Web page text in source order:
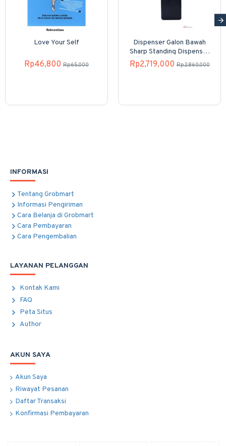
Love Your Self
Rp46,800 Rp65,000
Dispenser Galon Bawah
Sharp Standing Dispenser
SWD-82EHL-PB
Rp2,719,000 Rp2,860,000
INFORMASI
Tentang Grobmart
Informasi Pengiriman
Cara Belanja di Grobmart
Cara Pembayaran
Cara Pengembalian
LAYANAN PELANGGAN
Kontak Kami
FAQ
Peta Situs
Author
AKUN SAYA
Akun Saya
Riwayat Pesanan
Daftar Transaksi
Konfirmasi Pembayaran